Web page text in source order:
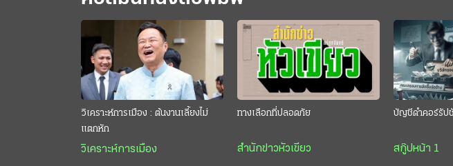
วิเคราะห์การเมือง : ต้นงานเลี้ยงไม่
แตกหัก
วิเคราะห์การเมือง
ทางเลือกที่ปลอดภัย
สำนักข่าวหัวเขียว
บัญชีดำคอร์รัป
สกู๊ปหน้า 1